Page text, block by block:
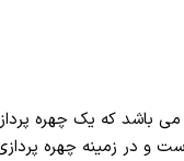
باشد که یک چهره
و در زمینه چهره